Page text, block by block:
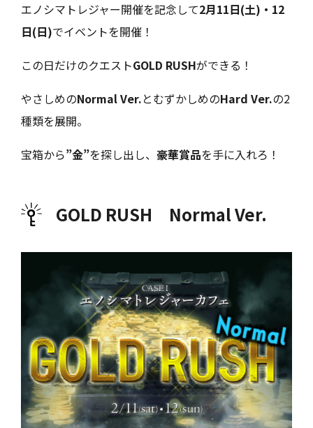
エノシマトレジャー開催を記念して2月11日(土)・12
日(日)でイベントを開催！
この日だけのクエストGOLD RUSHができる！
やさしめのNormal Ver.とむずかしめのHard Ver.の2
種類を展開。
宝箱から”金”を探し出し、 豪華賞品を手に入れろ！
GOLD RUSH Normal Ver.